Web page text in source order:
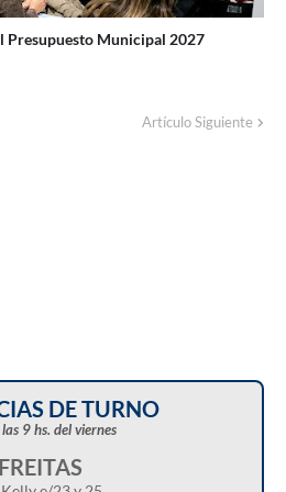
Presupuesto Municipal 2027
Artículo Siguiente
DE TURNO
9 hs. del viernes
FREITAS